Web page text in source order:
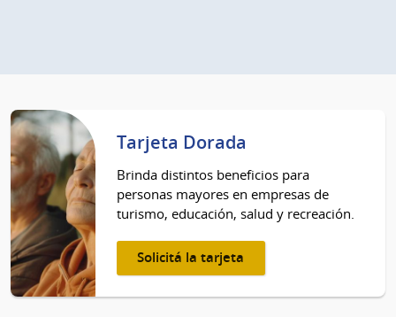
Tarjeta Dorada
Brinda distintos beneficios para
personas mayores en empresas de
turismo, educación, salud y recreación.
Solicitá la tarjeta